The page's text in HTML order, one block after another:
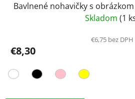
Bavlnené nohavičky s
Skladom (1
€6,75 bez DPH
€8,30